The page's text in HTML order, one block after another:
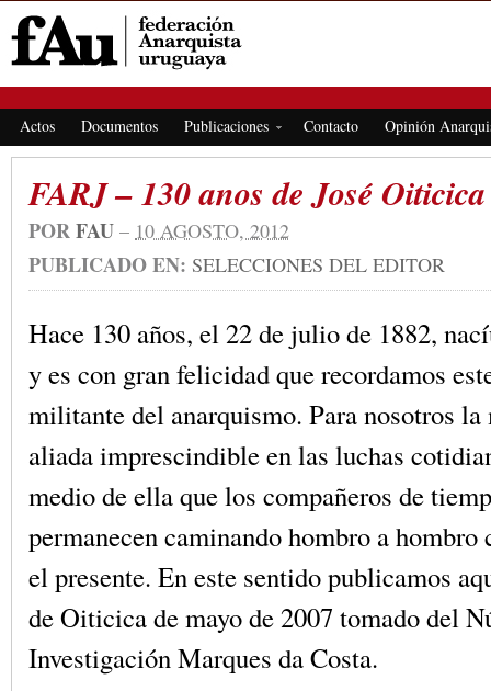
Actos Documentos Publicaciones Contacto Opinión
FARJ – 130 anos de José Oiticica
PORFAU – 10 AGOSTO, 2012
PUBLICADO EN: SELECCIONES DEL EDITOR
Hace 130 años, el 22 de julio de 1882,
y es con gran felicidad que recordamos
militante del anarquismo. Para nosotros la
aliada imprescindible en las luchas
medio de ella que los compañeros de
permanecen caminando hombro a hombro
el presente. En este sentido publicamos
de Oiticica de mayo de 2007 tomado del
Investigación Marques da Costa.